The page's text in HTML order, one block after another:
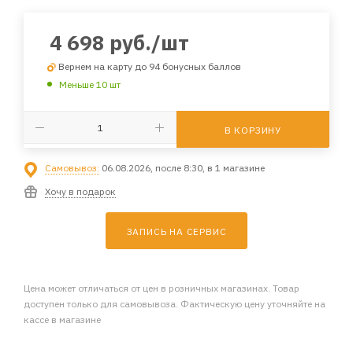
4 698 руб./шт
Вернем на карту до 94 бонусных баллов
Меньше 10 шт
В КОРЗИНУ
Самовывоз: 06.08.2026, после 8:30, в 1 магазине
Хочу в подарок
ЗАПИСЬ НА СЕРВИС
Цена может отличаться от цен в розничных магазинах. Товар
доступен только для самовывоза. Фактическую цену уточняйте на
кассе в магазине